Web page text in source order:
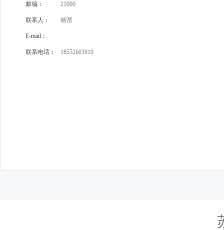
邮编： 21000
联系人： 杨蕾
E-mail：
联系电话： 18552603919